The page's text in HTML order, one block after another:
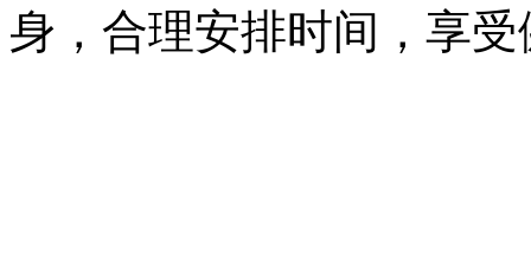
身，合理安排时间，享